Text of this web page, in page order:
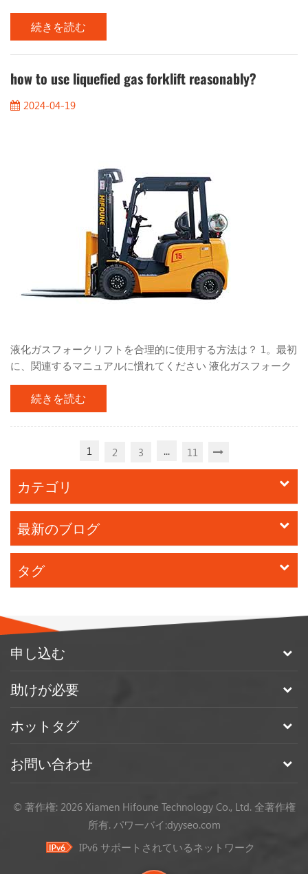
い。 1. 荷重中心からの距離 2. マストの垂直方向 3. 右への傾き
4. 高さ パレットなどの荷物を均等に積み重ねる場合、荷物の
中心が荷物の中央になります。したがって、荷重が 1000mm
の場合、荷重中心は 500mm になります。銘板の情報に基づい
て、荷物の最大高さと長さにも留意する必要があります。さ
重量を大幅に下回っている場合にのみ持ち上げることができ
角形の内側に保つことは、最も難しいことの 1 つです。オペ
レーターがトレーニング中に学ぶべきこ...
続きを読む
how to use liquefied gas forklift reasonably?
2024-04-19
液化ガスフォークリフトを合理的に使用する方法は？ 1。最初
に、関連するマニュアルに慣れてください 液化ガスフォーク
リフト 液化ガス変換システムを包括的に理解しています。 フ
ォークリフトの使用中は、フォークリフトを暑さや火災の源
に近くに駐車しないでください。 、火星、電気溶接、機械、
高温を生成できる電気機器。許可なしに液化ガス変換装置を
調整または変更しないでください。定期的なメンテナンスと
異常をすぐに処理します。 2.妥当な起動を達成する：デュア
ル燃料が液化ガスを使用している場合、作業前にシリンダー
の手動バルブが完全に開いているかどうかを確認する必要が
あります。 フォークリフトが長い間アイドル状態にある場
合、その手動バルブは閉じている必要があります。開始時に
アクセルを踏む必要はありません。デュアル燃料システム
は、スイッチを液化ガス位置に変...
続きを読む
1 2 3 ... 11
カテゴリ
最新のブログ
タグ
申し込む
助けが必要
ホットタグ
お問い合わせ
© 著作権: 2026 Xiamen Hifoune Technology Co., Ltd. 全著作権
所有. パワーバイ:dyyseo.com
IPv6 サポートされているネットワーク